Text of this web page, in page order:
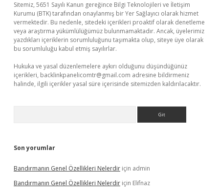
Sitemiz, 5651 Sayılı Kanun gereğince Bilgi Teknolojileri ve İletişim
Kurumu (BTK) tarafından onaylanmış bir Yer Sağlayıcı olarak hizmet
vermektedir. Bu nedenle, sitedeki içerikleri proaktif olarak denetleme
veya araştırma yükümlülüğümüz bulunmamaktadır. Ancak, üyelerimiz
yazdıkları içeriklerin sorumluluğunu taşımakta olup, siteye üye olarak
bu sorumluluğu kabul etmiş sayılırlar.
Hukuka ve yasal düzenlemelere aykırı olduğunu düşündüğünüz
içerikleri, backlinkpanelicomtr@gmail.com adresine bildirmeniz
halinde, ilgili içerikler yasal süre içerisinde sitemizden kaldırılacaktır.
Son yorumlar
Bandırmanın Genel Özellikleri Nelerdir için admin
Bandırmanın Genel Özellikleri Nelerdir için Elifnaz